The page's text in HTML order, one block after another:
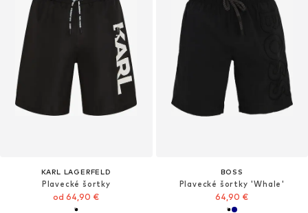
KARL LAGERFELD
Plavecké šortky
od 64,90 €
BOSS
Plavecké šortky 'Whale'
64,90 €